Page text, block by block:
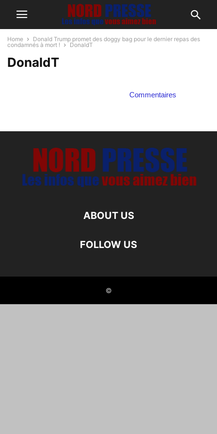
Home
Donald Trump promet des doggy bag pour le dernier repas des
condamnés à mort !
DonaldT
DonaldT
Commentaires
ABOUT US
FOLLOW US
©